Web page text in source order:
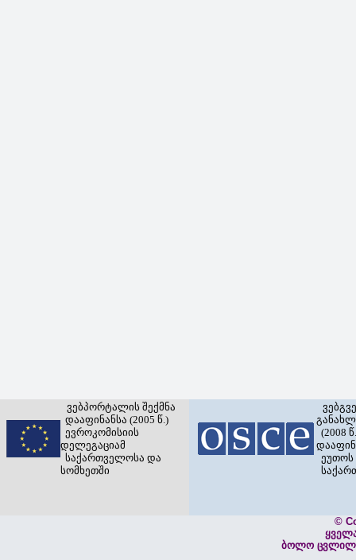
ვებპორტალის შექმნა
დააფინანსა (2005 წ.)
ევროკომისიის
დელეგაციამ
საქართველოსა და
სომხეთში
(2008
ეუთოს
©
ბოლო